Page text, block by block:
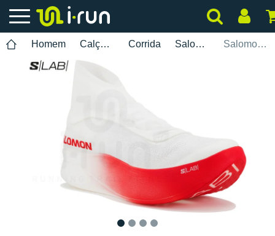
Homem Calçados Corrida Salomon Salomon S-Lab Phantasm 3